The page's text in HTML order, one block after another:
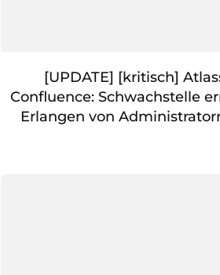
[UPDATE] [kritisch]
Confluence: Schwachstelle
Erlangen von